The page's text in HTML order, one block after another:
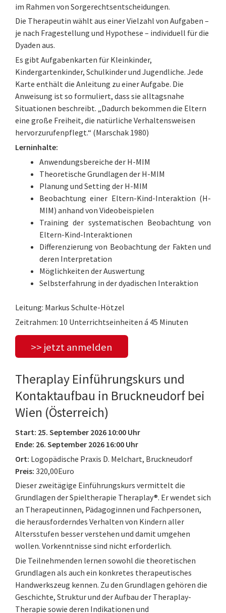
im Rahmen von Sorgerechtsentscheidungen.
Die Therapeutin wählt aus einer Vielzahl von Aufgaben –
je nach Fragestellung und Hypothese – individuell für die
Dyaden aus.
Es gibt Aufgabenkarten für Kleinkinder,
Kindergartenkinder, Schulkinder und Jugendliche. Jede
Karte enthält die Anleitung zu einer Aufgabe. Die
Anweisung ist so formuliert, dass sie alltagsnahe
Situationen beschreibt. „Dadurch bekommen die Eltern
eine große Freiheit, die natürliche Verhaltensweisen
hervorzurufenpflegt.“ (Marschak 1980)
Lerninhalte:
Anwendungsbereiche der H-MIM
Theoretische Grundlagen der H-MIM
Planung und Setting der H-MIM
Beobachtung einer Eltern-Kind-Interaktion (H-
MIM) anhand von Videobeispielen
Training der systematischen Beobachtung von
Eltern-Kind-Interaktionen
Differenzierung von Beobachtung der Fakten und
deren Interpretation
Möglichkeiten der Auswertung
Selbsterfahrung in der dyadischen Interaktion
Leitung: Markus Schulte-Hötzel
Zeitrahmen: 10 Unterrichtseinheiten á 45 Minuten
>> jetzt anmelden
Theraplay Einführungskurs und
Kontaktaufbau in Bruckneudorf bei
Wien (Österreich)
Start: 25. September 2026 10:00 Uhr
Ende: 26. September 2026 16:00 Uhr
Ort: Logopädische Praxis D. Melchart, Bruckneudorf
Preis: 320,00Euro
Dieser zweitägige Einführungskurs vermittelt die
Grundlagen der Spieltherapie Theraplay®. Er wendet sich
an Therapeutinnen, Pädagoginnen und Fachpersonen,
die herausforderndes Verhalten von Kindern aller
Altersstufen besser verstehen und damit umgehen
wollen. Vorkenntnisse sind nicht erforderlich.
Die Teilnehmenden lernen sowohl die theoretischen
Grundlagen als auch ein konkretes therapeutisches
Handwerkszeug kennen. Zu den Grundlagen gehören die
Geschichte, Struktur und der Aufbau der Theraplay-
Therapie sowie deren Indikationen und